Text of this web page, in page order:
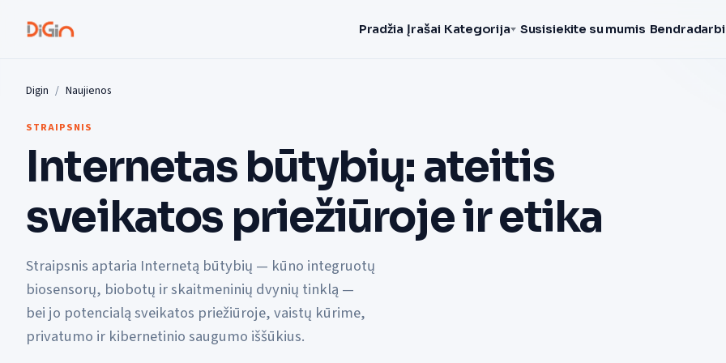
Pradžia Įrašai Kategorija Susisiekite su mumis
Digin Naujienos
STRAIPSNIS
Internetas būtybių: ateitis
sveikatos priežiūroje ir etika
Straipsnis aptaria Internetą būtybių — kūno integruotų
biosensorų, biobotų ir skaitmeninių dvynių tinklą —
bei jo potencialą sveikatos priežiūroje, vaistų kūrime,
privatumo ir kibernetinio saugumo iššūkius.